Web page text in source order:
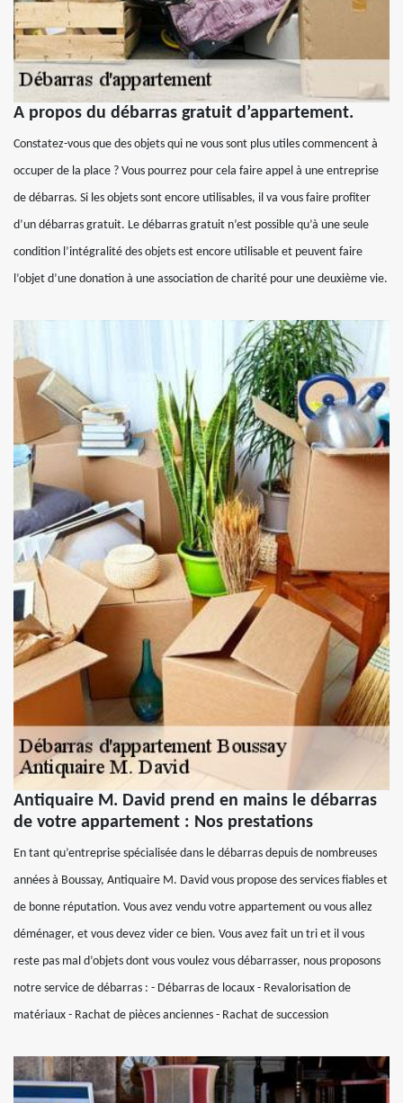
A propos du débarras gratuit d’appartement.
Constatez-vous que des objets qui ne vous sont plus utiles commencent à
occuper de la place ? Vous pourrez pour cela faire appel à une entreprise
de débarras. Si les objets sont encore utilisables, il va vous faire profiter
d’un débarras gratuit. Le débarras gratuit n’est possible qu’à une seule
condition l’intégralité des objets est encore utilisable et peuvent faire
l’objet d’une donation à une association de charité pour une deuxième vie.
Antiquaire M. David prend en mains le débarras
de votre appartement : Nos prestations
En tant qu’entreprise spécialisée dans le débarras depuis de nombreuses
années à Boussay, Antiquaire M. David vous propose des services fiables et
de bonne réputation. Vous avez vendu votre appartement ou vous allez
déménager, et vous devez vider ce bien. Vous avez fait un tri et il vous
reste pas mal d’objets dont vous voulez vous débarrasser, nous proposons
notre service de débarras : - Débarras de locaux - Revalorisation de
matériaux - Rachat de pièces anciennes - Rachat de succession